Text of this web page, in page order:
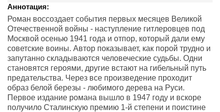
Аннотация:
Роман воссоздает события первых месяцев Великой
Отечественной войны - наступление гитлеровцев под
Москвой осенью 1941 года и отпор, который дали ему
советские воины. Автор показывает, как порой трудно и
запутанно складываются человеческие судьбы. Одни
становятся героями, другие встают на гибельный путь
предательства. Через все произведение проходит
образ белой березы - любимого дерева на Руси.
Первое издание романа вышло в 1947 году и вскоре
получило Сталинскую премию 1-й степени и поистине